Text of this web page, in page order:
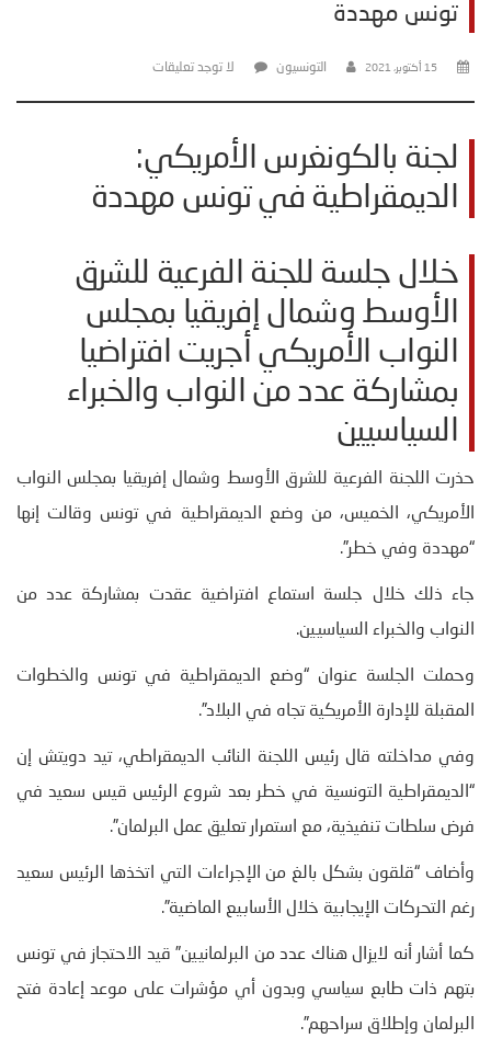
تونس مهددة
15 أكتوبر، 2021 التونسيون لا توجد تعليقات
لجنة بالكونغرس الأمريكي:
الديمقراطية في تونس مهددة
خلال جلسة للجنة الفرعية للشرق
الأوسط وشمال إفريقيا بمجلس
النواب الأمريكي أجريت افتراضيا
بمشاركة عدد من النواب والخبراء
السياسيين
حذرت اللجنة الفرعية للشرق الأوسط وشمال إفريقيا بمجلس النواب
الأمريكي، الخميس، من وضع الديمقراطية في تونس وقالت إنها
“مهددة وفي خطر”.
جاء ذلك خلال جلسة استماع افتراضية عقدت بمشاركة عدد من
النواب والخبراء السياسيين.
وحملت الجلسة عنوان “وضع الديمقراطية في تونس والخطوات
المقبلة للإدارة الأمريكية تجاه في البلاد”.
وفي مداخلته قال رئيس اللجنة النائب الديمقراطي، تيد دويتش إن
“الديمقراطية التونسية في خطر بعد شروع الرئيس قيس سعيد في
فرض سلطات تنفيذية، مع استمرار تعليق عمل البرلمان”.
وأضاف “قلقون بشكل بالغ من الإجراءات التي اتخذها الرئيس سعيد
رغم التحركات الإيجابية خلال الأسابيع الماضية”.
كما أشار أنه لايزال هناك عدد من البرلمانيين” قيد الاحتجاز في تونس
بتهم ذات طابع سياسي وبدون أي مؤشرات على موعد إعادة فتح
البرلمان وإطلاق سراحهم”.